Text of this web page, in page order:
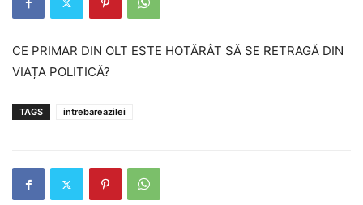
CE PRIMAR DIN OLT ESTE HOTĂRÂT SĂ SE RETRAGĂ DIN
VIAȚA POLITICĂ?
TAGS intrebareazilei